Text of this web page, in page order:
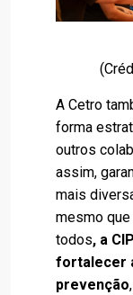
A Cetro
forma
outros
assim,
mais
mesmo
todos, a
fortalecer
prevenção